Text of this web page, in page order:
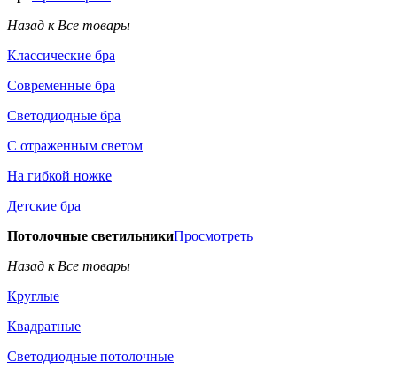
Назад к Все товары
Классические бра
Современные бра
Светодиодные бра
С отраженным светом
На гибкой ножке
Детские бра
Потолочные светильникиПросмотреть
Назад к Все товары
Круглые
Квадратные
Светодиодные потолочные